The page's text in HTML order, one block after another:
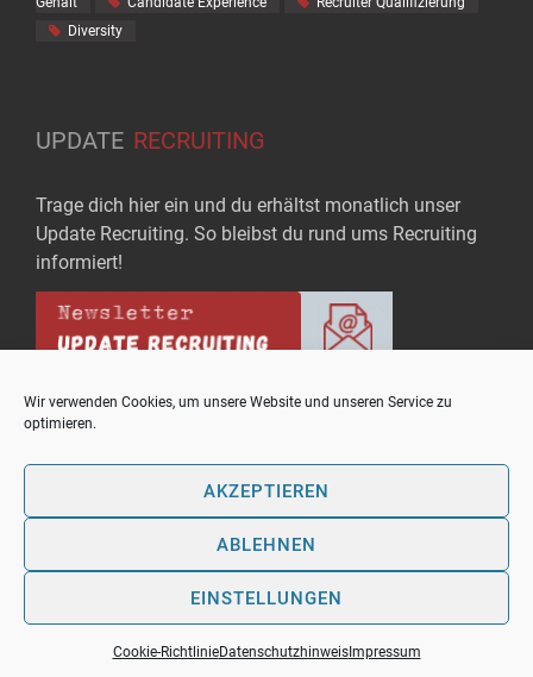
Wir verwenden Cookies, um unsere Website und unseren Service zu
optimieren.
AKZEPTIEREN
ABLEHNEN
EINSTELLUNGEN
Cookie-RichtlinieDatenschutzhinweisImpressum
Diversity
UPDATE RECRUITING
Trage dich hier ein und du erhältst monatlich unser
Update Recruiting. So bleibst du rund ums Recruiting
informiert!
Theme: OnlineMag byeVisionThemes
Mediadaten
Datenschutzhinweis
Cookie-Richtlinie (EU)
AGB Impressum